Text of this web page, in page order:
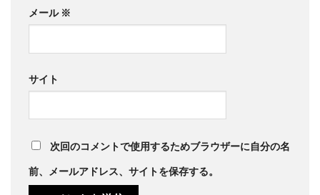
メール ※
サイト
次回のコメントで使用するためブラウザーに自分の名
前、メールアドレス、サイトを保存する。